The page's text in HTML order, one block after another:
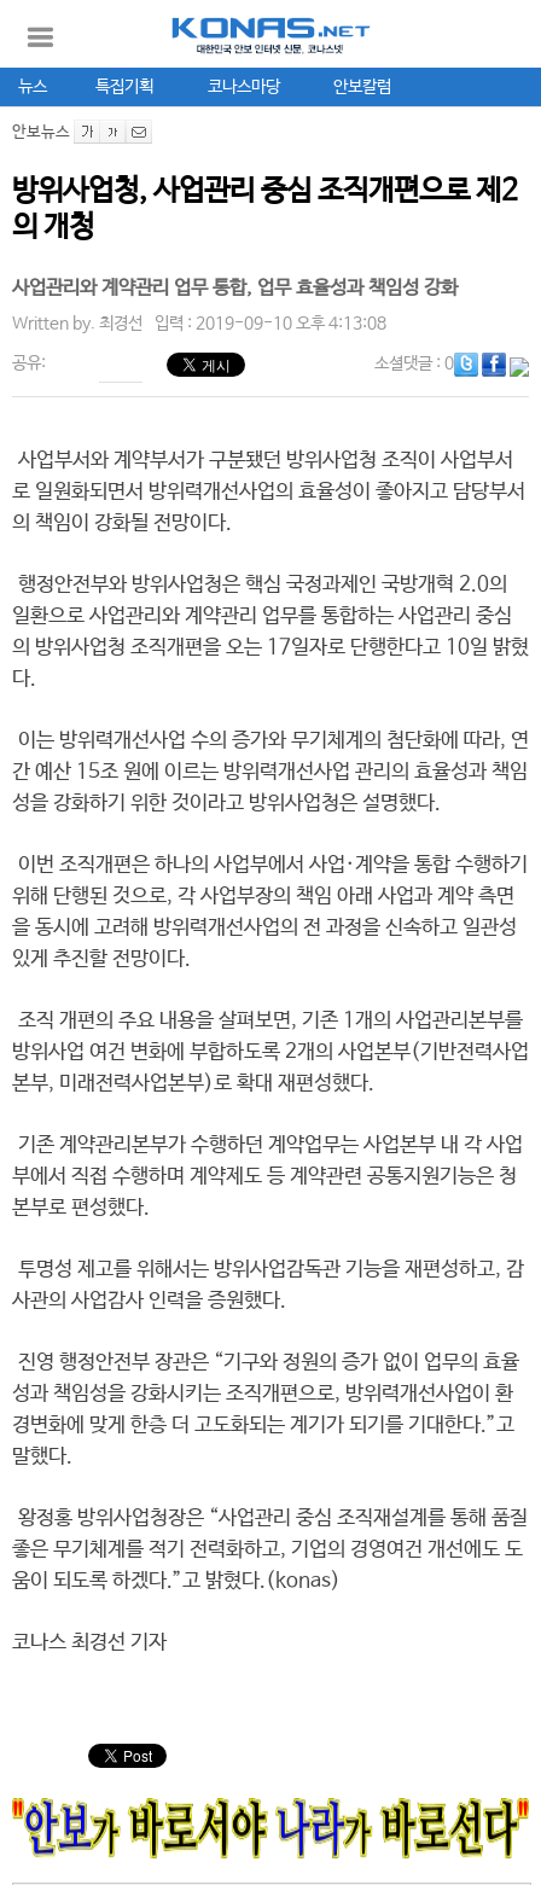
뉴스 특집기획 코나스마당 안보칼럼
안보뉴스
방위사업청, 사업관리 중심 조직개편으로 제2
의 개청
사업관리와 계약관리 업무 통합, 업무 효율성과 책임성 강화
Written by. 최경선 입력 : 2019-09-10 오후 4:13:08
공유: 소셜댓글: 0
사업부서와 계약부서가 구분됐던 방위사업청 조직이 사업부서
로 일원화되면서 방위력개선사업의 효율성이 좋아지고 담당부서
의 책임이 강화될 전망이다.
행정안전부와 방위사업청은 핵심 국정과제인 국방개혁 2.0의
일환으로 사업관리와 계약관리 업무를 통합하는 사업관리 중심
의 방위사업청 조직개편을 오는 17일자로 단행한다고 10일 밝혔
다.
이는 방위력개선사업 수의 증가와 무기체계의 첨단화에 따라, 연
간 예산 15조 원에 이르는 방위력개선사업 관리의 효율성과 책임
성을 강화하기 위한 것이라고 방위사업청은 설명했다.
이번 조직개편은 하나의 사업부에서 사업·계약을 통합 수행하기
위해 단행된 것으로, 각 사업부장의 책임 아래 사업과 계약 측면
을 동시에 고려해 방위력개선사업의 전 과정을 신속하고 일관성
있게 추진할 전망이다.
조직 개편의 주요 내용을 살펴보면, 기존 1개의 사업관리본부를
방위사업 여건 변화에 부합하도록 2개의 사업본부(기반전력사업
본부, 미래전력사업본부)로 확대 재편성했다.
기존 계약관리본부가 수행하던 계약업무는 사업본부 내 각 사업
부에서 직접 수행하며 계약제도 등 계약관련 공통지원기능은 청
본부로 편성했다.
투명성 제고를 위해서는 방위사업감독관 기능을 재편성하고, 감
사관의 사업감사 인력을 증원했다.
진영 행정안전부 장관은 “기구와 정원의 증가 없이 업무의 효율
성과 책임성을 강화시키는 조직개편으로, 방위력개선사업이 환
경변화에 맞게 한층 더 고도화되는 계기가 되기를 기대한다.”고
말했다.
왕정홍 방위사업청장은 “사업관리 중심 조직재설계를 통해 품질
좋은 무기체계를 적기 전력화하고, 기업의 경영여건 개선에도 도
움이 되도록 하겠다.”고 밝혔다.(konas)
코나스 최경선 기자